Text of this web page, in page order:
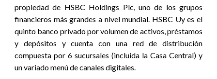
propiedad de HSBC Holdings Plc, uno de los grupos
financieros más grandes a nivel mundial. HSBC Uy es el
quinto banco privado por volumen de activos, préstamos
y depósitos y cuenta con una red de distribución
compuesta por 6 sucursales (incluida la Casa Central) y
un variado menú de canales digitales.